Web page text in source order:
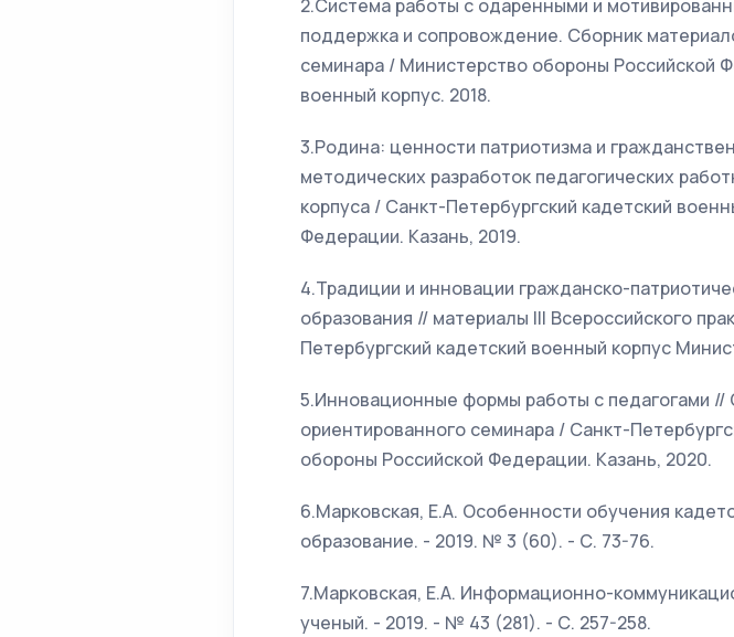
2.Система работы с одаренными и
поддержка и сопровождение. Сборник
семинара / Министерство обороны Российской
военный корпус. 2018.
3.Родина: ценности патриотизма и
методических разработок педагогических
корпуса / Санкт-Петербургский кадетский
Федерации. Казань, 2019.
4.Традиции и инновации гражданско-
образования // материалы III Всероссийского
Петербургский кадетский военный корпус
5.Инновационные формы работы с педагогами //
ориентированного семинара / Санкт-
обороны Российской Федерации. Казань, 2020.
6.Марковская, Е.А. Особенности обучения
образование. - 2019. № 3 (60). - С. 73-76.
7.Марковская, Е.А. Информационно-
ученый. - 2019. - № 43 (281). - С. 257-258.